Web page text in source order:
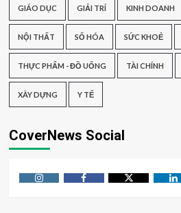
GIÁO DỤC GIẢI TRÍ KINH DOANH
NỘI THẤT SỐ HÓA SỨC KHOẺ
THỰC PHẨM - ĐỒ UỐNG TÀI CHÍNH
XÂY DỰNG Y TẾ
CoverNews Social